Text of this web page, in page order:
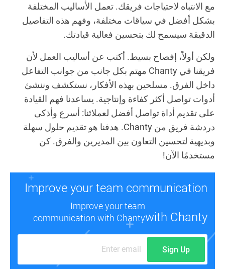
مع الانتباه لاحتياجات فريقك. تعمل الأساليب المختلفة
بشكل أفضل في سياقات مختلفة، وفهم هذه التفاصيل
الدقيقة سيسمح لك بتحسين فعالية قيادتك.
ولكن أولاً، إفصاح بسيط. أكتب عن أساليب العمل لأن
فريقنا في Chanty مهتم بكل جانب من جوانب التفاعل
داخل الفرق. مسلحين بهذه الأفكار، نستكشف وننشئ
أدوات تواصل أكثر كفاءة وإنتاجية. يساعدنا فهم القيادة
على تقديم أداة تواصل أفضل لعملائنا: أسرع وأذكى
دردشة فريق من Chanty. هدفنا هو تقديم حلول سهلة
وبديهية لتحسين التعاون بين المديرين والفرق. كن
مستخدمًا الآن!
Improve your team communication
with Chanty
Improve your team
communication with Chanty
Sign Up